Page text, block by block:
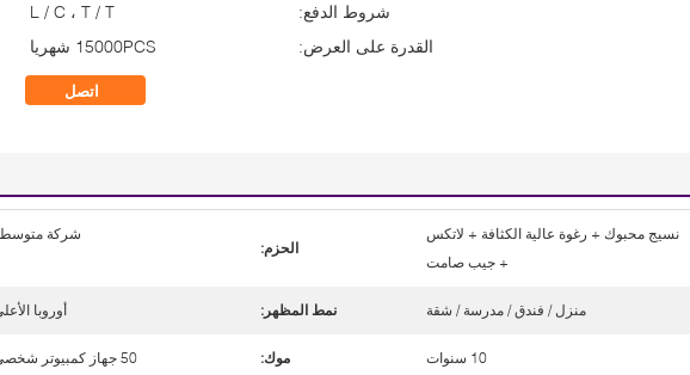
شروط الدفع:
L / C ، T / T
القدرة على العرض:
15000PCS شهريا
اتصل
نسيج محبوك + رغوة عالية الكثافة + لاتكس
+ جيب صامت
الحزم:
شركة
منزل / فندق / مدرسة / شقة نمط المظهر: أوروبا
10 سنوات موك: 50 جهاز كمبيوتر شخصى